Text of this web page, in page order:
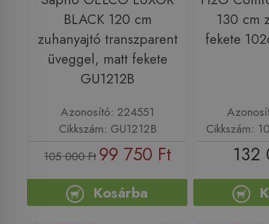
BLACK 120 cm
zuhanyajtó transzparent
üveggel, matt fekete
GU1212B
Azonosító: 224551
Cikkszám: GU1212B
105 000 Ft 99 750 Ft
Kosárba
130 cm
fekete
Cikkszám:
132